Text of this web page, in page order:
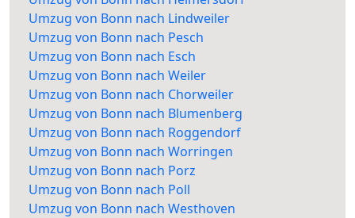
Umzug von Bonn nach Lindweiler
Umzug von Bonn nach Pesch
Umzug von Bonn nach Esch
Umzug von Bonn nach Weiler
Umzug von Bonn nach Chorweiler
Umzug von Bonn nach Blumenberg
Umzug von Bonn nach Roggendorf
Umzug von Bonn nach Worringen
Umzug von Bonn nach Porz
Umzug von Bonn nach Poll
Umzug von Bonn nach Westhoven